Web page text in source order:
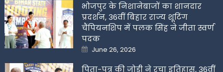
भोजपुर के निशानेबाजों का शानदार
प्रदर्शन, 36वीं बिहार राज्य शूटिंग
चैंपियनशिप में पलक सिंह ने जीता स्वर्ण
पदक
Posted
on
June 26, 2026
पिता-पुत्र की जोड़ी ने रचा इतिहास, 36वीं